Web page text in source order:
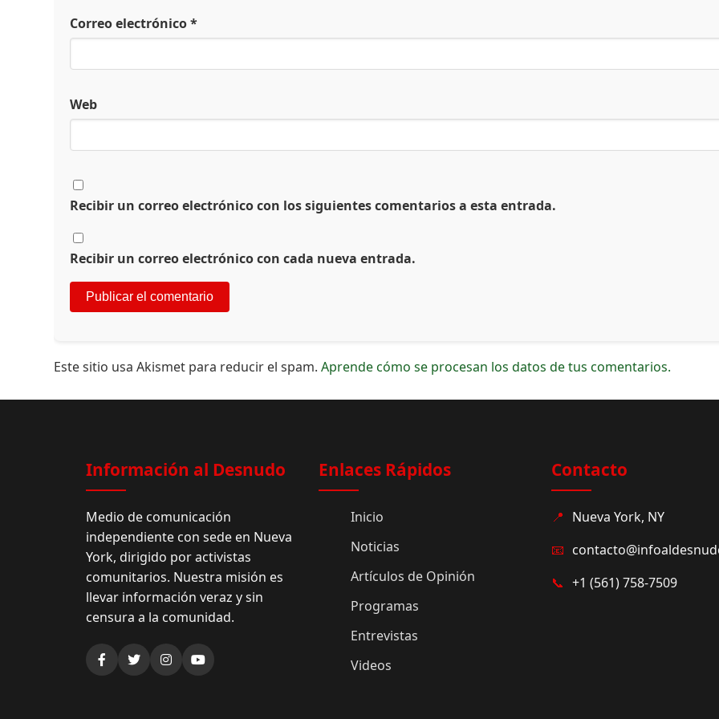
Correo electrónico*
Web
Recibir un correo electrónico con los siguientes comentarios a esta entrada.
Recibir un correo electrónico con cada nueva entrada.
Este sitio usa Akismet para reducir el spam.Aprende cómo se procesan los datos de tus comentarios.
Información al Desnudo
Medio de comunicación
independiente con sede en Nueva
York, dirigido por activistas
comunitarios. Nuestra misión es
llevar información veraz y sin
censura a la comunidad.
Enlaces Rápidos
Inicio
Noticias
Artículos de Opinión
Programas
Entrevistas
Videos
Contacto
📍 Nueva York, NY
📧
📞 +1 (561) 758-7509